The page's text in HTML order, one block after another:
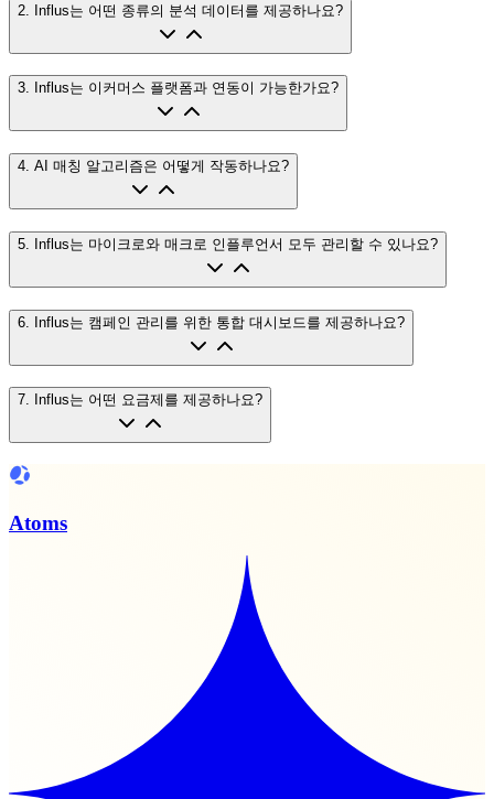
2 Influs는 어떤 종류의 분석 데이터를 제공하나요?
3. Influs는 이커머스 플랫폼과 연동이 가능한가요?
4. AI 매칭 알고리즘은 어떻게 작동하나요?
5 Influs는 마이크로와 매크로 인플루언서 모두 관리할 수 있나요?
6 Influs는 캠페인 관리를 위한 통합 대시보드를 제공하나요?
7. Influs는 어떤 요금제를 제공하나요?
Atoms